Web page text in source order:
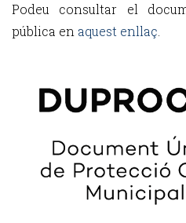
Podeu consultar el
pública en aquest enllaç